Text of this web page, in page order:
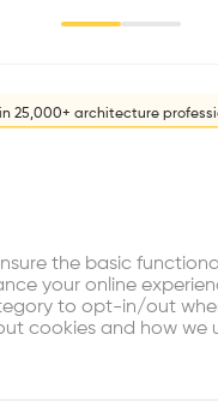
deux dernières
de la ville, à
un vestige de
Des appartements
25,000+ architecture
you
interest to personalize
Find Firms Meet
the basic
your online
to opt-in/out
cookies and how we